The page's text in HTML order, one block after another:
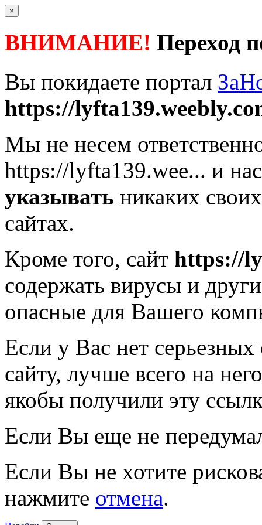
×
ВНИМАНИЕ! Переход
Вы покидаете портал
https://
Мы не несем
https://lyfta139.wee... и
указывать никаких
сайтах.
Кроме того, сайт https://
содержать вирусы и
опасные для Вашего
Если у Вас нет
сайту, лучше всего на
якобы получили эту
Если Вы еще не
Если Вы не хотите
нажмите отмена.